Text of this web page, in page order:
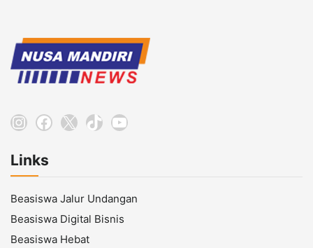
Instagram
Facebook
X TikTokYouTube
Links
Beasiswa Jalur Undangan
Beasiswa Digital Bisnis
Beasiswa Hebat